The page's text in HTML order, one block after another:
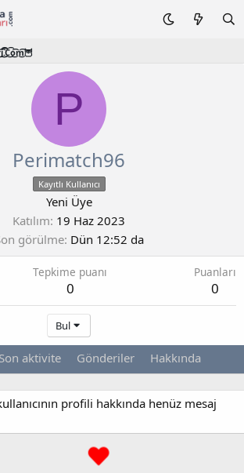
P
Perimatch96
Kayıtlı Kullanıcı
Yeni Üye
Katılım 19 Haz 2023
görülme Dün 12:52 da
Tepkime puanı
0
Puanları
0
Bul
Son aktivite Gönderiler Hakkında
profili hakkında henüz mesaj